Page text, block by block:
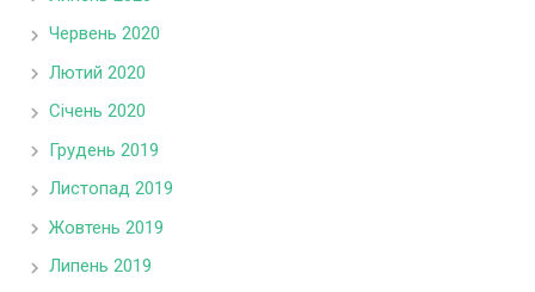
Червень 2020
Лютий 2020
Січень 2020
Грудень 2019
Листопад 2019
Жовтень 2019
Липень 2019